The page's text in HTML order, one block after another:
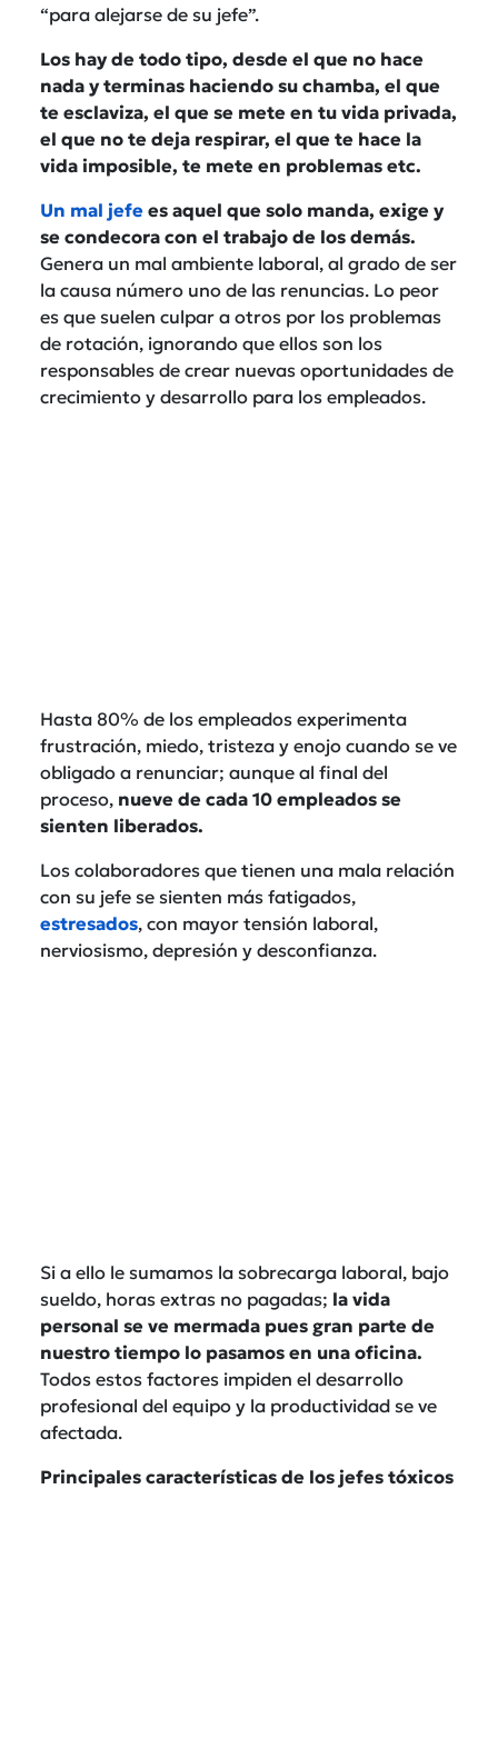
“para alejarse de su jefe”.
Los hay de todo tipo, desde el que no hace
nada y terminas haciendo su chamba, el que
te esclaviza, el que se mete en tu vida privada,
el que no te deja respirar, el que te hace la
vida imposible, te mete en problemas etc.
Un mal jefe es aquel que solo manda, exige y
se condecora con el trabajo de los demás.
Genera un mal ambiente laboral, al grado de ser
la causa número uno de las renuncias. Lo peor
es que suelen culpar a otros por los problemas
de rotación, ignorando que ellos son los
responsables de crear nuevas oportunidades de
crecimiento y desarrollo para los empleados.
Hasta 80% de los empleados experimenta
frustración, miedo, tristeza y enojo cuando se ve
obligado a renunciar; aunque al final del
proceso, nueve de cada 10 empleados se
sienten liberados.
Los colaboradores que tienen una mala relación
con su jefe se sienten más fatigados,
estresados, con mayor tensión laboral,
nerviosismo, depresión y desconfianza.
Si a ello le sumamos la sobrecarga laboral, bajo
sueldo, horas extras no pagadas; la vida
personal se ve mermada pues gran parte de
nuestro tiempo lo pasamos en una oficina.
Todos estos factores impiden el desarrollo
profesional del equipo y la productividad se ve
afectada.
Principales características de los jefes tóxicos